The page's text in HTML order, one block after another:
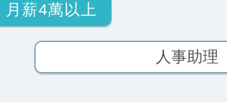
月薪4萬以上